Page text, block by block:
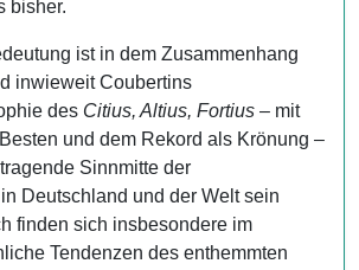
bisher.
ist in dem Zusammenhang
inwieweit Coubertins
des Citius, Altius, Fortius – mit
und dem Rekord als Krönung –
Sinnmitte der
Deutschland und der Welt sein
finden sich insbesondere im
Tendenzen des enthemmten